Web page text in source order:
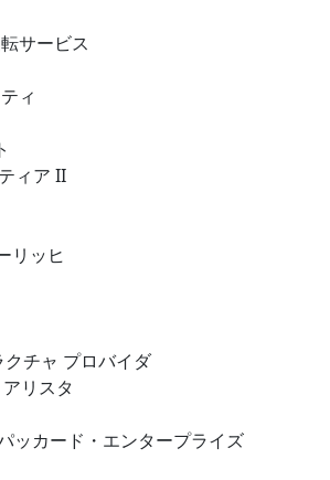
サービス
ィ
ィア II
リッヒ
チャ プロバイダ
リスタ
ッカード・エンタープライズ